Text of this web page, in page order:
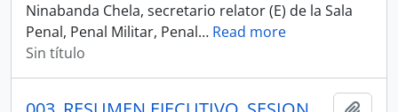
Ninabanda Chela, secretario relator (E) de la Sala
Penal, Penal Militar, Penal… Read more
Sin título